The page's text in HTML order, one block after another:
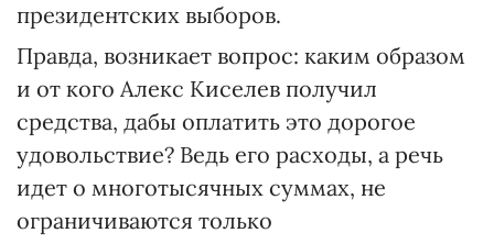
президентских выборов.
Правда, возникает вопрос: каким образом
и от кого Алекс Киселев получил
средства, дабы оплатить это дорогое
удовольствие? Ведь его расходы, а речь
идет о многотысячных суммах, не
ограничиваются только